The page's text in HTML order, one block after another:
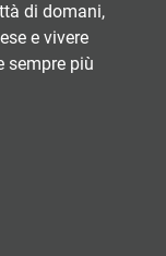
di domani,
e vivere
sempre più